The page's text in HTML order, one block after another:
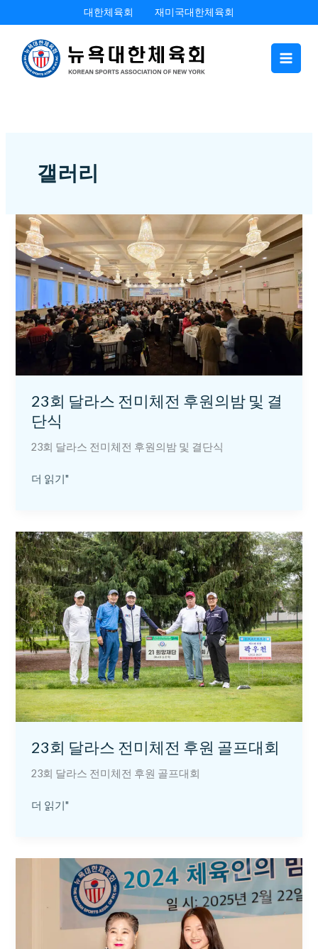
텐
대한체육회 재미국대한체육회
갤러리
23회 달라스 전미체전 후원의밤 및 결
단식
23회 달라스 전미체전 후원의밤 및 결단식
23
회
달
라
스
전
미
체
전
의
밤
결
식
더 읽기"
23회 달라스 전미체전 후원 골프대회
23회 달라스 전미체전 후원 골프대회
23
회
달
라
스
전
미
체
전
후
원
골
대
회
더 읽기"